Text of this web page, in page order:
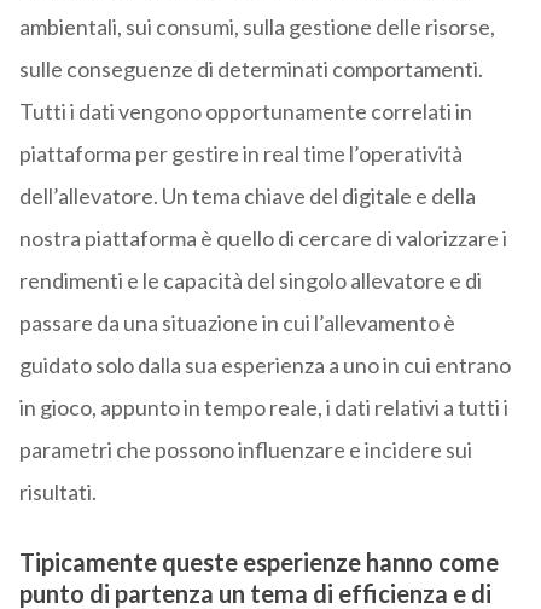
ambientali, sui consumi, sulla gestione delle risorse,
sulle conseguenze di determinati comportamenti.
Tutti i dati vengono opportunamente correlati in
piattaforma per gestire in real time l’operatività
dell’allevatore. Un tema chiave del digitale e della
nostra piattaforma è quello di cercare di valorizzare i
rendimenti e le capacità del singolo allevatore e di
passare da una situazione in cui l’allevamento è
guidato solo dalla sua esperienza a uno in cui entrano
in gioco, appunto in tempo reale, i dati relativi a tutti i
parametri che possono influenzare e incidere sui
risultati.
Tipicamente queste esperienze hanno come
punto di partenza un tema di efficienza e di